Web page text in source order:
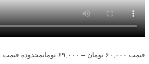
قیمت ۶۰,۰۰۰ تومان – ۶۹,۰۰۰ تومان